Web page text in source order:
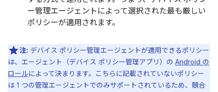
ー管理エージェントによって選択された最も厳しい
ポリシーが適用されます。
注: デバイス ポリシー管理エージェントが適用できるポリシー
は、エージェント（デバイス ポリシー管理アプリ）の Android の
ロールによって決まります。こちらに記載されていないポリシー
は 1 つの管理エージェントでのみサポートされているため、競合